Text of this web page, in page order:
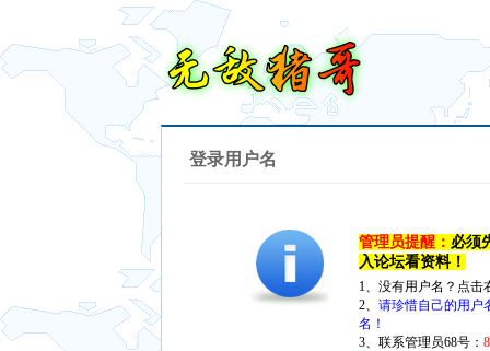
登录用户名
管理员提醒： 必须
入论坛看资料！
1、没有用户名？点
2、 请珍惜自己的用户
名！
3、联系管理员68号：